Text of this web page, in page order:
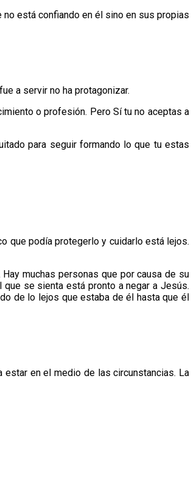
está confiando en él sino en sus propias
a servir no ha protagonizar.
o profesión. Pero Sí tu no aceptas a
para seguir formando lo que tu estas
que podía protegerlo y cuidarlo está lejos.
muchas personas que por causa de su
se sienta está pronto a negar a Jesús.
de lo lejos que estaba de él hasta que él
en el medio de las circunstancias. La